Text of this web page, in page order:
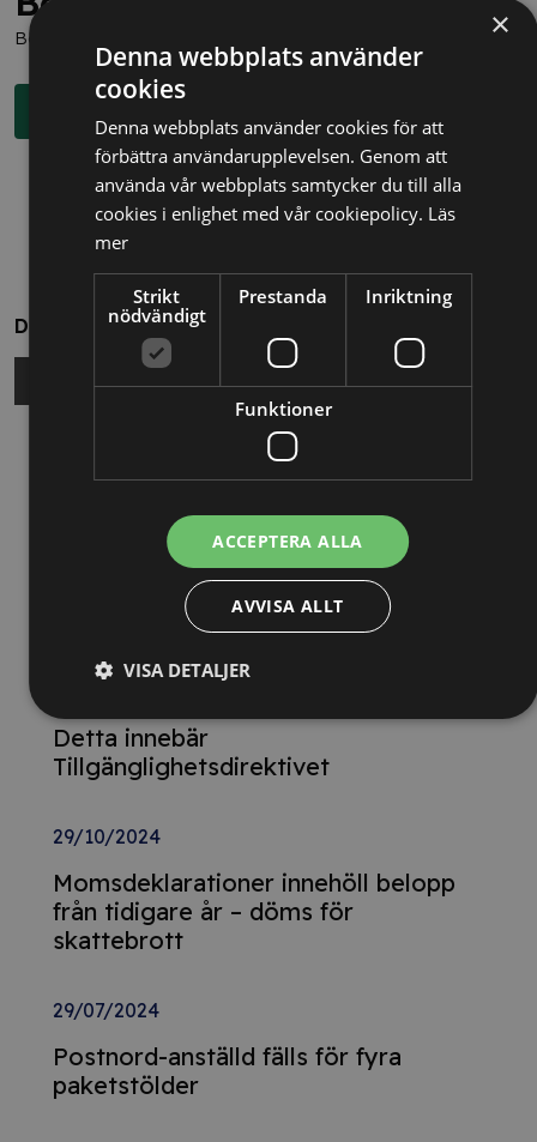
Boka en kostnadsfri konsultation direkt via knappen nedan.
Dela
Nya Världsbanksregler öppnar för
svenska företag – lär dig vinna
upphandlingar med våra nya kurser
Detta innebär
Tillgänglighetsdirektivet
29/10/2024
Momsdeklarationer innehöll belopp
från tidigare år – döms för
skattebrott
29/07/2024
Postnord-anställd fälls för fyra
paketstölder
×
Denna webbplats använder
cookies
Denna webbplats använder cookies för att
förbättra användarupplevelsen. Genom att
använda vår webbplats samtycker du till alla
cookies i enlighet med vår cookiepolicy. Läs
mer
Strikt
nödvändigt
Prestanda Inriktning
Funktioner
ACCEPTERA ALLA
AVVISA ALLT
VISA DETALJER